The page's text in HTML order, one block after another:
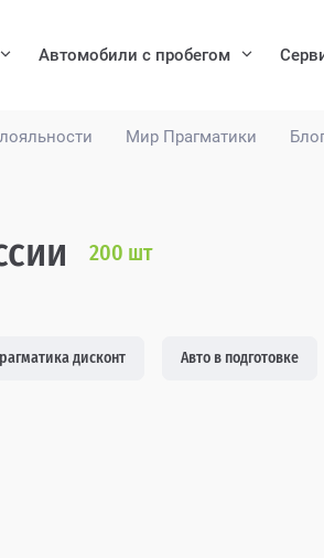
Мир Прагматики
Автомобили с пробегом
200 шт
дисконт Авто в подготовке